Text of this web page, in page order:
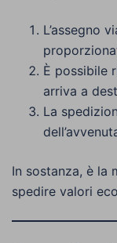
L’assegno
È possibile
arriva a
La
In sostanza, è la
spedire valori